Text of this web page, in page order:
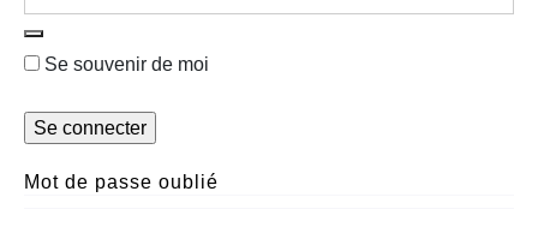
Se souvenir de moi
Mot de passe oublié